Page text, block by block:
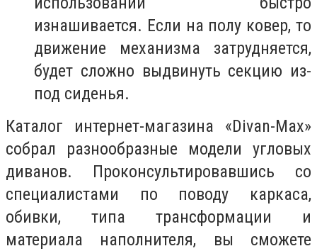
изнашивается. Если на полу ковер, то
движение механизма затрудняется,
будет сложно выдвинуть секцию из-
под сиденья.
Каталог интернет-магазина «Divan-Max»
собрал разнообразные модели угловых
диванов. Проконсультировавшись со
специалистами по поводу каркаса,
обивки, типа трансформации и
материала наполнителя, вы сможете